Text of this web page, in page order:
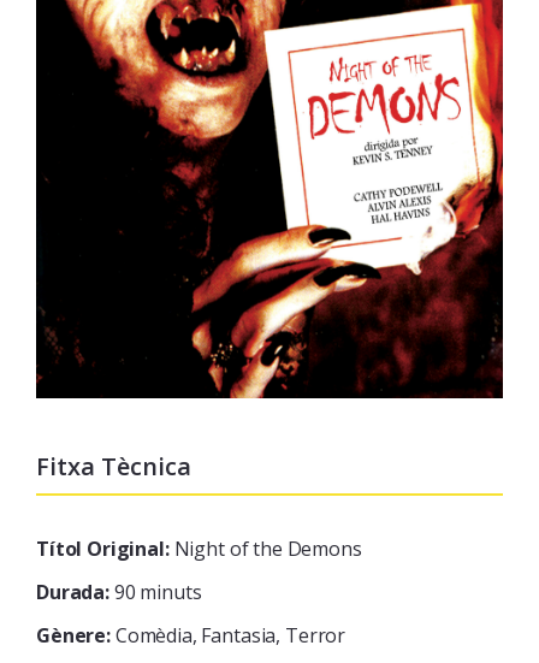
Fitxa Tècnica
Títol Original:Night of the Demons
Durada:90 minuts
Gènere:Comèdia, Fantasia, Terror